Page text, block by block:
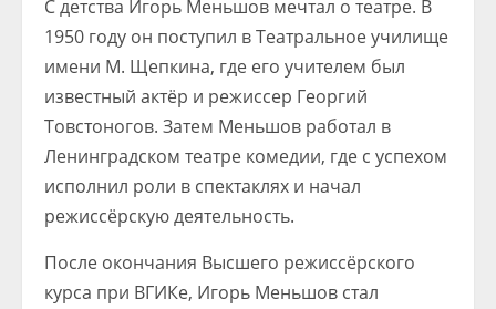
С детства Игорь Меньшов мечтал о театре. В
1950 году он поступил в Театральное училище
имени М. Щепкина, где его учителем был
известный актёр и режиссер Георгий
Товстоногов. Затем Меньшов работал в
Ленинградском театре комедии, где с успехом
исполнил роли в спектаклях и начал
режиссёрскую деятельность.
После окончания Высшего режиссёрского
курса при ВГИКе, Игорь Меньшов стал